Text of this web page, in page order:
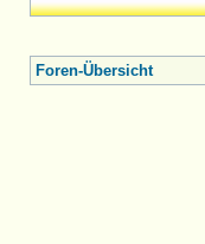
Foren-Übersicht